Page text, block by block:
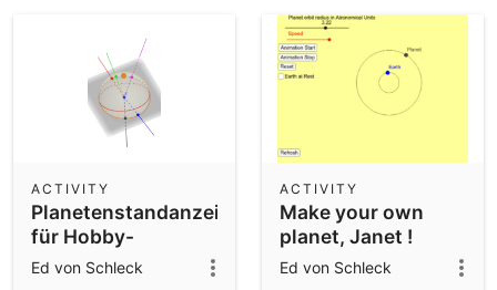
Planetenstandanzeiger
für Hobby-
Astronomen
ACTIVITY
Ed von Schleck
Make your own
planet, Janet !
ACTIVITY
Ed von Schleck